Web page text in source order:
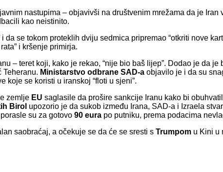
nastupima – objavivši na društvenim mrežama da je
kao neistinito.
se tokom proteklih dviju sedmica pripremao “otkriti nove
i kršenje primirja.
– teret koji, kako je rekao, “nije bio baš lijep”. Dodao je da je
Teheranu. Ministarstvo odbrane SAD-a objavilo je i da su
koje se koristi u iranskoj “floti u sjeni”.
zemlje EU saglasile da prošire sankcije Iranu kako bi
Birol upozorio je da sukob između Irana, SAD-a i Izraela
su za gotovo 90 eura po putniku, prema podacima
saobraćaj, a očekuje se da će se sresti s Trumpom u Kini u